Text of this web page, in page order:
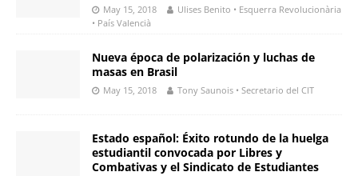
May 15, 2018
Ulises Benito • Esquerra Revolucionària
• País Valencià
Nueva época de polarización y luchas de
masas en Brasil
May 15, 2018 Tony Saunois • Secretario del CIT
Estado español: Éxito rotundo de la huelga
estudiantil convocada por Libres y
Combativas y el Sindicato de Estudiantes